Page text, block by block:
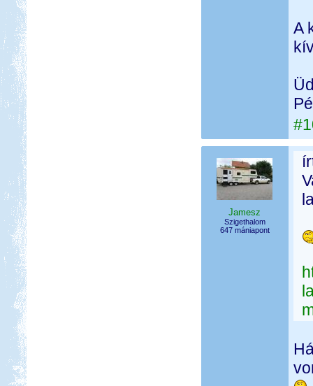
A
Jamesz
Szigethalom
647 mániapont